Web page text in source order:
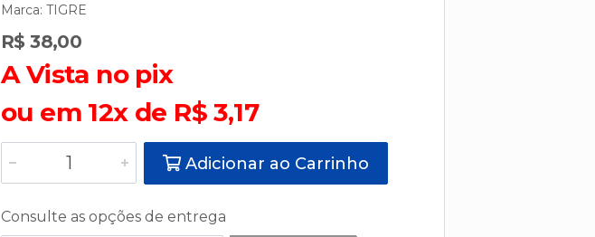
Marca: TIGRE
R$ 38,00
A Vista no pix
ou em 12x de R$ 3,17
Adicionar ao Carrinho
Consulte as opções de entrega